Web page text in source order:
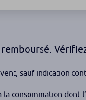
sauf indication
consommation dont